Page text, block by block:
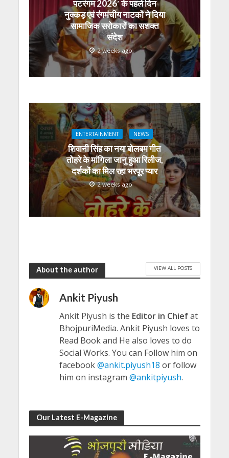
पटरंगम 2026′ के पहले दिन
नुक्कड़ एवं रंगमंचीय नाटकों ने दिया
सामाजिक सरोकारों का सशक्त
संदेश
2 weeks ago
ENTERTAINMENT NEWS
शिवानी सिंह का नया बोलबम गीत
तोहरे के मांगिला जानु हुआ रिलीज,
दर्शकों का मिल रहा भरपूर प्यार
2 weeks ago
About the author VIEW ALL POSTS
Ankit Piyush
Ankit Piyush is the Editor in Chiefat
BhojpuriMedia. Ankit Piyush loves to
Read Book and He also loves to do
Social Works. You can Follow him on
facebook@ankit.piyush18 or follow
him on instagram @ankitpiyush.
Our Latest E-Magazine